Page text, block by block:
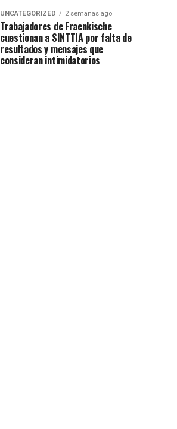
UNCATEGORIZED 2 semanas ago
Trabajadores de Fraenkische
cuestionan a SINTTIA por falta de
resultados y mensajes que
consideran intimidatorios